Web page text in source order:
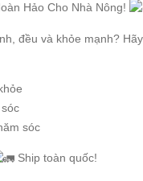
Hảo Cho Nhà Nông!
đều và khỏe mạnh?
sóc
Ship toàn quốc!